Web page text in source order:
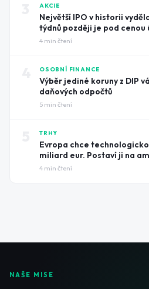
AKCIE
Největší IPO v historii
týdnů později je pod cenou
4 min čtení
OSOBNÍ FINANCE
Výběr jediné koruny z DIP
daňových odpočtů
5 min čtení
TRHY
Evropa chce
miliard eur. Postaví ji na
4 min čtení
NAŠE MISE